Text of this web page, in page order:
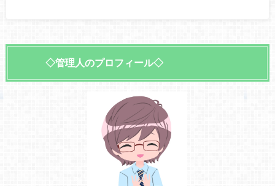
◇管理人のプロフィール◇